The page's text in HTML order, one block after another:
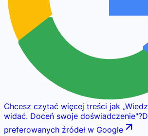
Chcesz czytać więcej treści jak „
widać. Doceń swoje doświadczenie"?
preferowanych źródeł w Google